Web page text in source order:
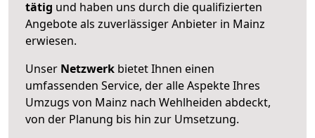
tätig und haben uns durch die qualifizierten
Angebote als zuverlässiger Anbieter in Mainz
erwiesen.
Unser Netzwerk bietet Ihnen einen
umfassenden Service, der alle Aspekte Ihres
Umzugs von Mainz nach Wehlheiden abdeckt,
von der Planung bis hin zur Umsetzung.